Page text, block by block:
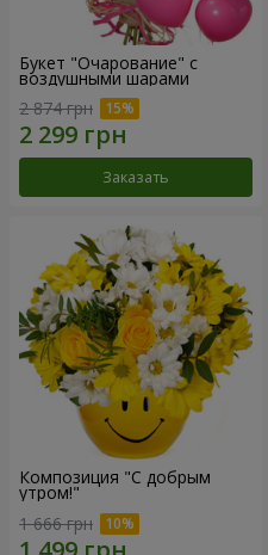
Букет "Очарование" с
воздушными шарами
2 874 грн
Заказать
Композиция "С добрым
утром!"
1 666 грн